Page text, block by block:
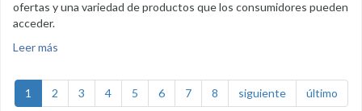
ofertas y una variedad de productos que los consumidores pueden
acceder.
Leer más
1 2 3 4 5 6 7 8 siguiente último